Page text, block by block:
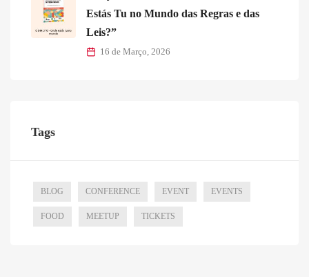
Estás Tu no Mundo das Regras e das
Leis?”
16 de Março, 2026
Tags
BLOG CONFERENCE EVENT EVENTS
FOOD MEETUP TICKETS